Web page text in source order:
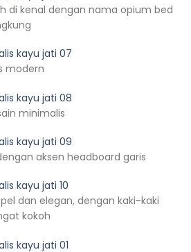
di kenal dengan nama opium bed
modern
minimalis
aksen headboard garis
dan elegan, dengan kaki-kaki
kokoh